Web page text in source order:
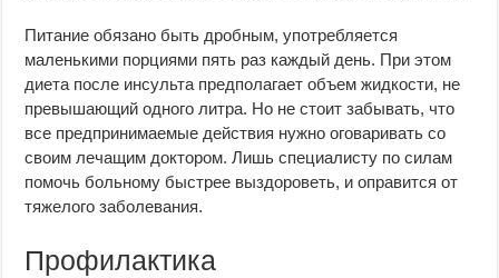
Питание обязано быть дробным, употребляется
маленькими порциями пять раз каждый день. При этом
диета после инсульта предполагает объем жидкости, не
превышающий одного литра. Но не стоит забывать, что
все предпринимаемые действия нужно оговаривать со
своим лечащим доктором. Лишь специалисту по силам
помочь больному быстрее выздороветь, и оправится от
тяжелого заболевания.
Профилактика